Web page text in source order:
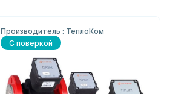
Производитель : ТеплоКом
С поверкой